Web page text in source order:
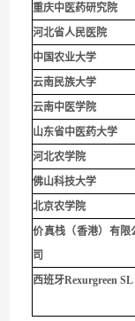
重庆中医药研究院
河北省人民医院
中国农业大学
云南民族大学
云南中医学院
山东省中医药大学
河北农学院
佛山科技大学
北京农学院
价真栈（香港）有限
司
西班牙Rexurgreen SL